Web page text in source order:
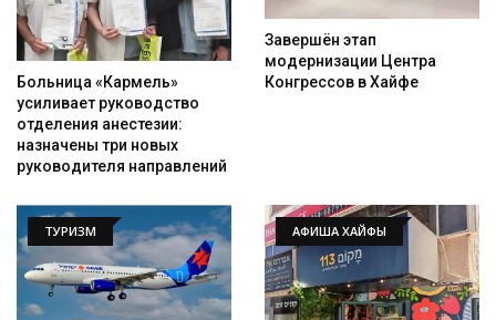
Больница «Кармель»
усиливает руководство
отделения анестезии:
назначены три новых
руководителя направлений
Завершён этап
модернизации Центра
Конгрессов в Хайфе
ТУРИЗМ АФИША ХАЙФЫ